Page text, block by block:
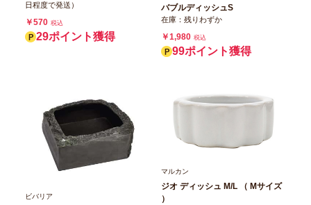
日程度で発送）
￥570 税込
29ポイント獲得
バブルディッシュS
在庫：残りわずか
￥1,980 税込
99ポイント獲得
ビバリア
マルカン
ジオ ディッシュ M/L （ Mサイズ
）